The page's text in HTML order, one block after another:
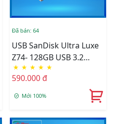
Đã bán: 64
USB SanDisk Ultra Luxe
Z74- 128GB USB 3.2
(SDCZ74-128G-G46)
★ ★ ★ ★ ★
590.000 đ
Mới 100%